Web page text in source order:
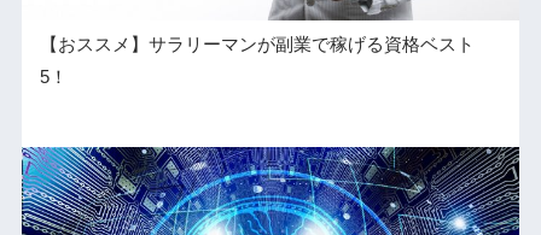
【おススメ】サラリーマンが副業で稼げる資格ベスト
5！